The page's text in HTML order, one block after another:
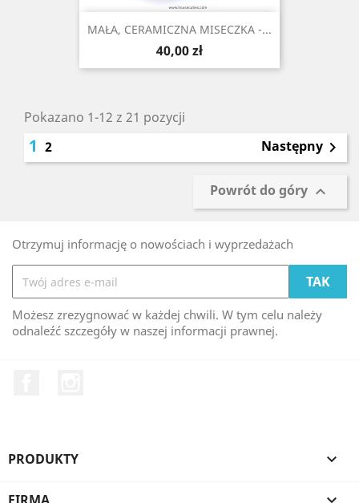
MAŁA, CERAMICZNA MISECZKA -...
Cena
40,00 zł
Pokazano 1-12 z 21 pozycji
1 2 Następny 
Powrót do góry 
Otrzymuj informację o nowościach i wyprzedażach
Możesz zrezygnować w każdej chwili. W tym celu należy
odnaleźć szczegóły w naszej informacji prawnej.
PRODUKTY 